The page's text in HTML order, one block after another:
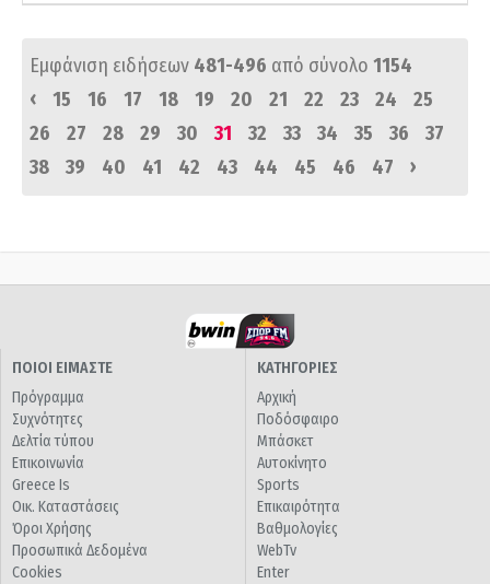
Εμφάνιση ειδήσεων 481-496 από σύνολο 1154
‹
15 16 17 18 19 20 21 22 23 24
25
26
27 28 29 30 31 32 33 34 35 36
37
38
39 40 41 42 43 44 45 46 47 ›
ΠΟΙΟΙ ΕΙΜΑΣΤΕ
Πρόγραμμα
Συχνότητες
Δελτία τύπου
Επικοινωνία
Greece Is
Οικ. Καταστάσεις
Όροι Χρήσης
Προσωπικά Δεδομένα
Cookies
ΚΑΤΗΓΟΡΙΕΣ
Αρχική
Ποδόσφαιρο
Μπάσκετ
Αυτοκίνητο
Sports
Επικαιρότητα
Βαθμολογίες
WebTv
Enter